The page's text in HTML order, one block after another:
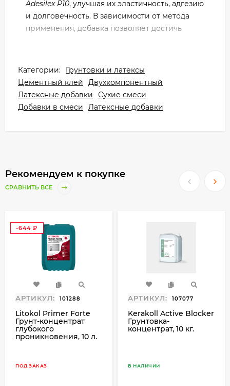
Adesilex P10, улучшая их эластичность, адгезию
и долговечность. В зависимости от метода
применения, добавка позволяет достичь
S1илиS2— эластичный или
высокоэластичный клей (EN 12002).
Благодаря уникальной формуле, Isolastic
Основные преимущества:
Адгезия:
увеличивает прочность
соединения между плиткой и
основанием.
Устойчивость:
водо- и морозостойким, что особенно
Область применения:
Мозаика и малоформатная плитка.
Крупноформатная плитка, укладываемая
Категории:
Грунтовки и латексы
Цементный клей
Двухкомпонентный
Латексные добавки
Сухие смеси
Добавки в смеси
Латексные добавки
Рекомендуем к покупке
СРАВНИТЬ ВСЕ
-644
АРТИКУЛ: 101288
Litokol Primer Forte
Грунт-концентрат
глубокого
проникновения, 10 л.
ПОД ЗАКАЗ
АРТИКУЛ: 107077
Kerakoll Active Blocker
Грунтовка-
концентрат, 10 кг.
В НАЛИЧИИ